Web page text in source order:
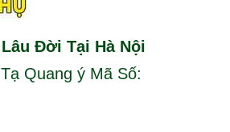
Đời Tại Hà Nội
Quang ý Mã Số: